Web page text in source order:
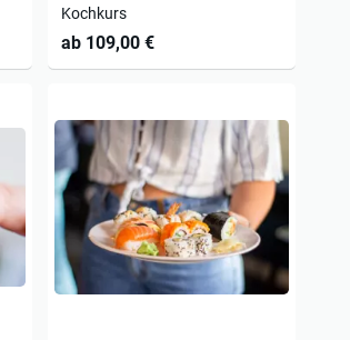
Kochkurs
ab 109,00 €